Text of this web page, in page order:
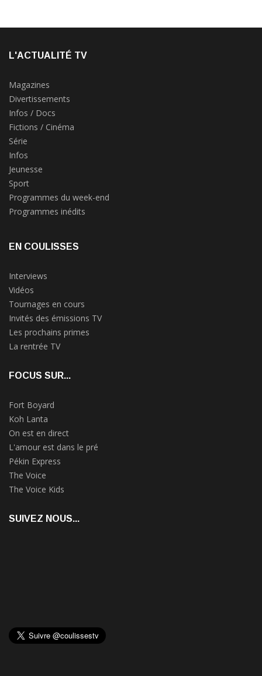
L'ACTUALITÉ TV
Magazines
Divertissements
Infos / Docs
Fictions / Cinéma
Série
Infos
Jeunesse
Sport
Programmes du week-end
Programmes inédits
EN COULISSES
Interviews
Vidéos
Tournages en cours
Invités des émissions TV
Les prochains primes
La rentrée TV
FOCUS SUR...
Fort Boyard
Koh Lanta
On est en direct
L'amour est dans le pré
Pékin Express
The Voice
The Voice Kids
SUIVEZ NOUS...